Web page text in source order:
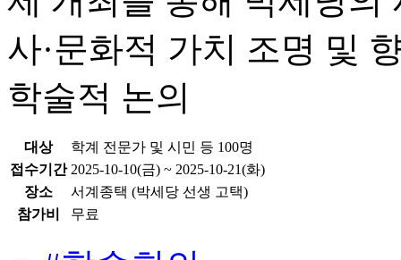
사·문화적 가치 조명 및
학술적 논의
대상
학계 전문가 및 시민 등 100명
접수기간 2025-10-10(금) ~ 2025-10-21(화)
장소
서계종택 (박세당 선생 고택)
참가비
무료